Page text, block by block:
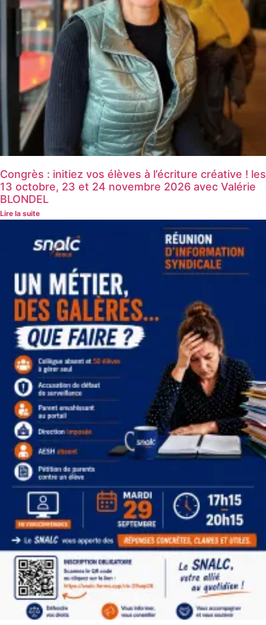
Congrès : initiez vos élèves à l’écriture créative ! les
13 octobre, 23 et 24 novembre 2026 avec Valérie
BLONDEL
Lire la suite